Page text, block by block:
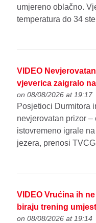
umjereno oblačno.
temperatura do 34
VIDEO
vjeverica zaigralo
on 08/08/2026 at 19:17
Posjetioci Durmitora
nevjerovatan prizor
istovremeno igrale
jezera, prenosi
VIDEO Vrućina ih
biraju trening
on 08/08/2026 at 19:14